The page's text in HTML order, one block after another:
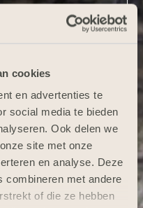
cookies
en advertenties te
social media te bieden
Ook delen we
site met onze
en analyse. Deze
combineren met andere
of die ze hebben